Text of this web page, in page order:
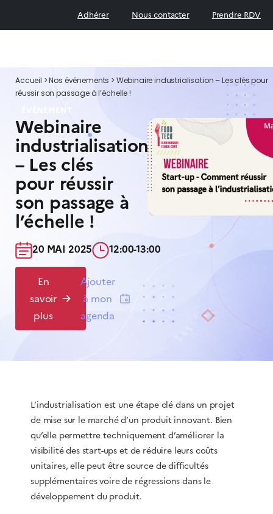
Adhérer Nous contacter Prendre RDV
Accueil >Nos événements > Webinaire industrialisation – Les clés pour
réussir son passage à l’échelle !
ÉVÉNEMENT
Webinaire
industrialisation
– Les clés
pour réussir
son passage à
l’échelle !
20 MAI 2025​ 12:00-13:00​
En
savoir
plus
Ajouter
à mon
agenda
L’industrialisation est une étape clé dans un projet
de mise sur le marché d’un produit innovant. Bien
qu’elle permettre techniquement d’améliorer la
visibilité des start-ups et de réduire leurs coûts
unitaires, elle peut être source de difficultés
supplémentaires voire de régressions dans le
développement du produit.